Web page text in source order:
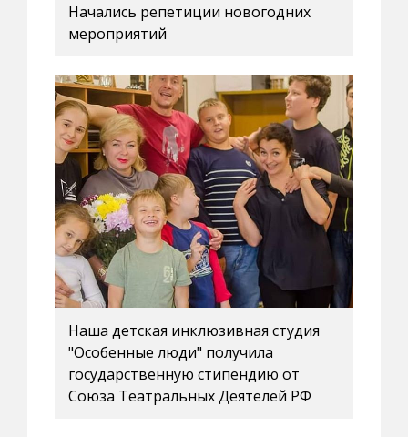
Начались репетиции новогодних
мероприятий
Наша детская инклюзивная студия
"Особенные люди" получила
государственную стипендию от
Союза Театральных Деятелей РФ